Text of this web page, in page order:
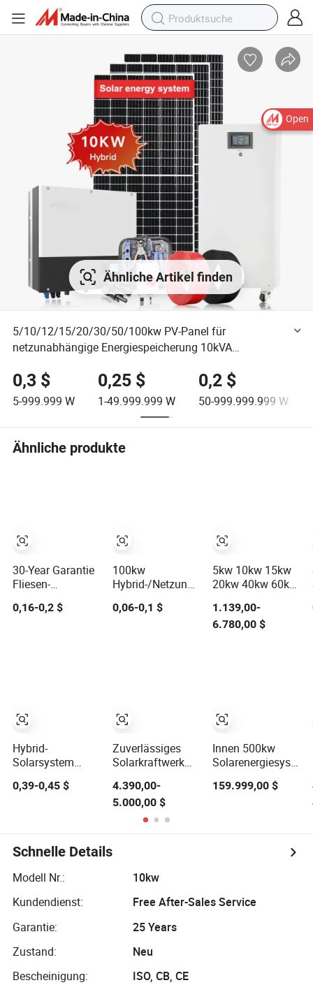
Open
Ähnliche Artikel finden
5/10/12/15/20/30/50/100kw PV-Panel für
netzunabhängige Energiespeicherung 10kVA
0,3 $
5-999.999 W
0,25 $
1-49.999.999 W
0,2 $
50-999.999.999 W
Ähnliche produkte
30-Year Garantie
Fliesen-
Solarpanel-
0,16-0,2 $
Hybrid-
Solarsystem
100kwh 150kwh
Solarpanelsystem
0,39-0,45 $
100kw
Hybrid-/Netzunabhängiges
Heimstrom-
Tragbares
System
0,06-0,1 $
Zuverlässiges
Solarkraftwerk
hocheffizienten
Solarpanels für
Kirchengebäude
4.390,00-
5.000,00 $
5kw 10kw 15kw
20kw 40kw 60kw
Lithium Batterie
Solar Panel
1.139,00-
6.780,00 $
Innen 500kw
Solarenergiesystem
Solarpanel Alles
mit 1000kwh
Speicherbatterie
159.999,00 $
Schnelle Details
Modell Nr.:
10kw
Kundendienst:
Free After-Sales Service
Garantie:
25 Years
Zustand:
Neu
Bescheinigung:
ISO, CB, CE